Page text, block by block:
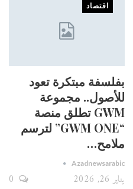
اقتصاد
بفلسفة مبتكرة تعود
للأصول.. مجموعة
GWM تطلق منصة
“GWM ONE” لترسم
ملامح…
Azadnewsarabic
يناير 26, 2026